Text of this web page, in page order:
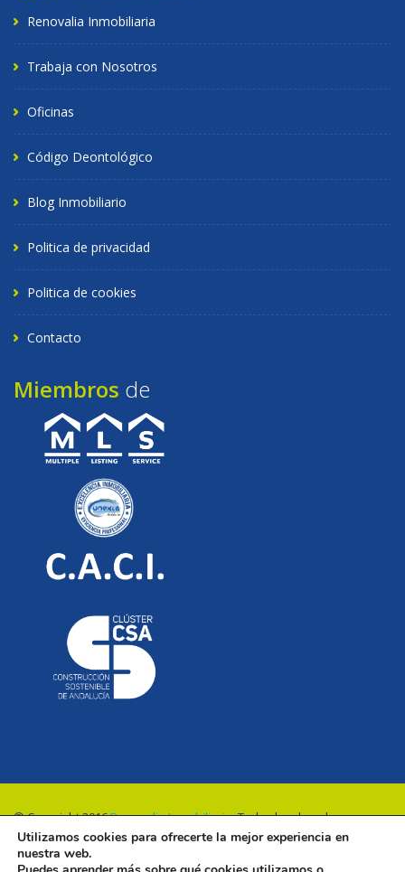
Renovalia Inmobiliaria
Trabaja con Nosotros
Oficinas
Código Deontológico
Blog Inmobiliario
Politica de privacidad
Politica de cookies
Contacto
Miembros de
© Copyright 2016Renovalia Inmobiliaria. Todos los derechos
reservados.
Utilizamos cookies para ofrecerte la mejor experiencia en
nuestra web.